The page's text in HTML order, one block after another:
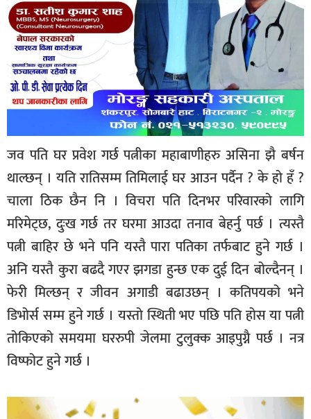
जव पति घर प्रवेश गर्छ पत्नीका महाबाणीहरु असिना झै बर्षन
थाल्छन् । यति रातिसम्म तिमिलाई घर आउन पर्दैन ? के हो हँ ?
चाला ठिक छैन नि । विचरा पति दिनभर परिवारको लागि
मरिमेट्छ, दुःख गर्छ तर घरमा आउदा तनाव बेहर्नु पर्छ । त्यस्तै
पत्नी बाहिर छे भने पनि यस्तै पारा पतिका तर्फबाट हुने गर्छ ।
अनि यस्तै कुरा बढदै गएर झगडा हुन्छ एक दुई दिन बोल्दैनन् ।
फेरी मिल्छन् र जीवन अगाडी बढाउछन् । कतिपयको भने
डिभोर्स सम्म हुने गर्छ । यस्तो स्थिती भए पछि पति होस या पत्नी
तोकिएको समयमा घररुपी जेलमा टुलुक्क आइपुग्नै पर्छ । नत्र
विष्फोट हुने गर्छ ।